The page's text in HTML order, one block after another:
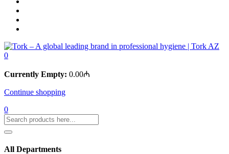
0
Currently Empty: 0.00₼
Continue shopping
0
All Departments